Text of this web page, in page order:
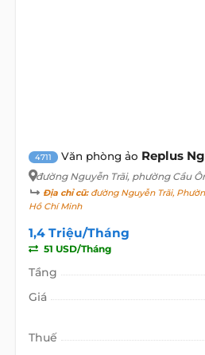
4711 Văn phòng ảo Replus
đường Nguyễn Trãi, phường Cầu
Địa chỉ cũ:đường Nguyễn Trãi,
Hồ Chí Minh
1,4 Triệu/Tháng
51 USD/Tháng
Tầng
Giá
Thuế